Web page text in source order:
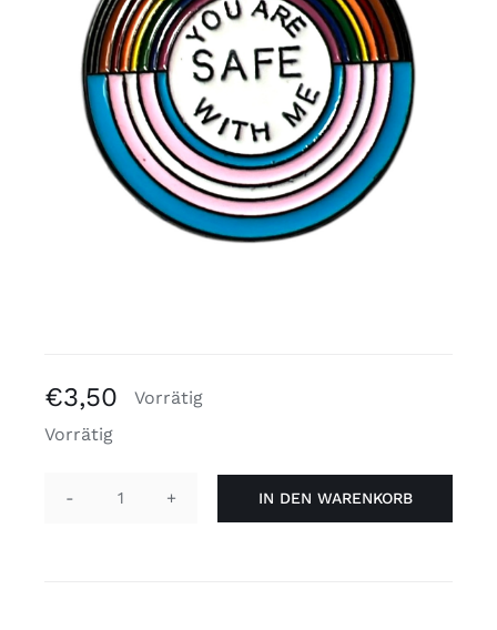
Review Levi
€3,50
Vorrätig
Vorrätig
IN DEN WARENKORB